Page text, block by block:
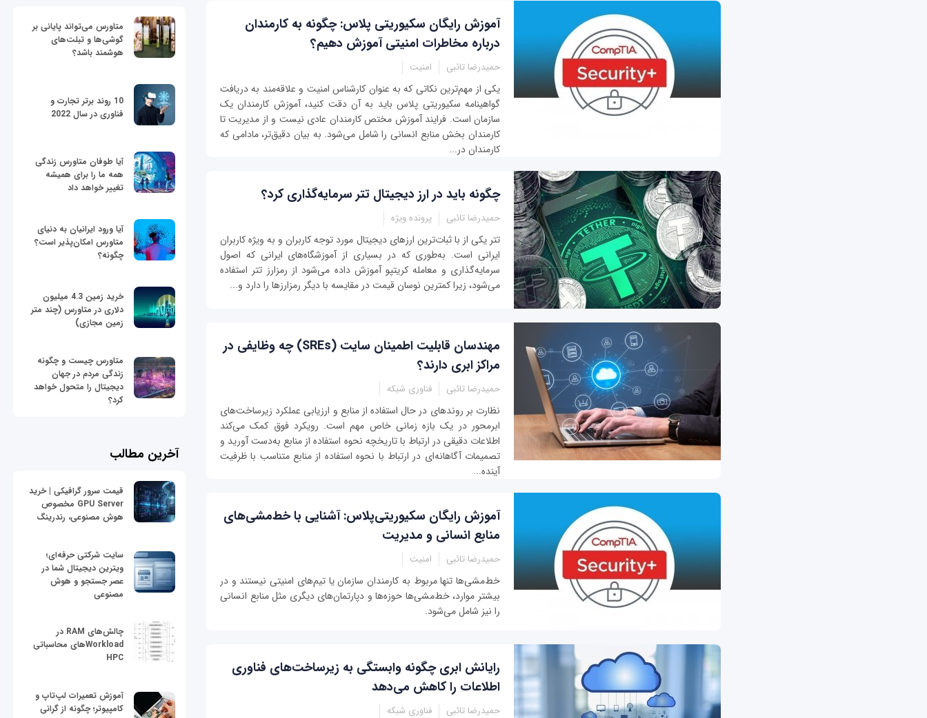
آموزش رایگان سکیوریتی پلاس: چگونه به کارمندان
درباره مخاطرات امنیتی آموزش دهیم؟
حمیدرضا تائبی امنیت
یکی از مهم‌ترین نکاتی که به عنوان کارشناس امنیت و علاقه‌مند به دریافت
گواهینامه سکیوریتی پلاس باید به آن دقت کنید، آموزش کارمندان یک
سازمان است. فرایند آموزش مختص کارمندان عادی نیست و از مدیریت تا
کارمندان بخش منابع انسانی را شامل می‌شود. به بیان دقیق‌تر، مادامی که
کارمندان در...
چگونه باید در ارز دیجیتال تتر سرمایه‌گذاری کرد؟
حمیدرضا تائبی پرونده ویژه
تتر یکی از با ثبات‌ترین ارزهای دیجیتال مورد توجه کاربران و به ویژه کاربران
ایرانی است. به‌طوری که در بسیاری از آموزشگاه‌های ایرانی که اصول
سرمایه‌گذاری و معامله کریتپو آموزش داده می‌شود از رمزارز تتر استفاده
می‌شود، زیرا کمترین نوسان قیمت در مقایسه با دیگر رمزارزها را دارد و...
مهندسان قابلیت اطمینان سایت (SREs) چه وظایفی در
مراکز ابری دارند؟
حمیدرضا تائبی فناوری شبکه
نظارت بر روندهای در حال استفاده از منابع و ارزیابی عملکرد زیرساخت‌های
ابرمحور در یک بازه زمانی خاص مهم است. رویکرد فوق کمک می‌کند
اطلاعات دقیقی در ارتباط با تاریخچه نحوه استفاده از منابع به‌دست آورید و
تصمیمات آگاهانه‌ای در ارتباط با نحوه استفاده از منابع متناسب با ظرفیت
آینده...
آموزش رایگان سکیوریتی‌پلاس: آشنایی با خط‌مشی‌های
منابع انسانی و مدیریت
حمیدرضا تائبی امنیت
خط‌مشی‌ها تنها مربوط به کارمندان سازمان یا تیم‌های امنیتی نیستند و در
بیشتر موارد، خط‌مشی‌ها حوزه‌ها و دپارتمان‌های دیگری مثل منابع انسانی
را نیز شامل می‌شود.
رایانش ابری چگونه وابستگی به زیرساخت‌های فناوری
اطلاعات را کاهش می‌دهد
حمیدرضا تائبی فناوری شبکه
متاورس می‌تواند پایانی بر
گوشی‌ها و تبلت‌های
هوشمند باشد؟
10 روند برتر تجارت و
فناوری در سال 2022
آیا طوفان متاورس زندگی
همه ما را برای همیشه
تغییر خواهد داد
آیا ورود ایرانیان به دنیای
متاورس امکان‌پذیر است؟
چگونه؟
خرید زمین 4.3 میلیون
دلاری در متاورس (چند متر
زمین مجازی)
متاورس چیست و چگونه
زندگی مردم در جهان
دیجیتال را متحول خواهد
کرد؟
آخرین مطالب
قیمت سرور گرافیکی | خرید
GPU Server مخصوص
هوش مصنوعی، رندرینگ
سایت شرکتی حرفه‌ای؛
ویترین دیجیتال شما در
عصر جستجو و هوش
مصنوعی
چالش‌های RAM در
Workloadهای محاسباتی
HPC
آموزش تعمیرات لپ‌تاپ و
کامپیوتر؛ چگونه از گرانی